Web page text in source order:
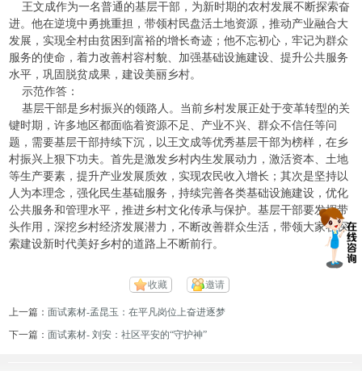
王文成作为一名普通的基层干部，为新时期的农村发展不断探索奋
进。他在逆境中勇挑重担，带领村民盘活土地资源，推动产业融合大
发展，实现全村由贫困到富裕的增长奇迹；他不忘初心，牢记为群众
服务的使命，着力改善村容村貌、加强基础设施建设、提升公共服务
水平，巩固脱贫成果，建设美丽乡村。
示范作答：
基层干部是乡村振兴的领路人。当前乡村发展正处于变革转型的关
键时期，许多地区都面临着资源不足、产业不兴、群众不信任等问
题，需要基层干部持续下沉，以王文成等优秀基层干部为榜样，在乡
村振兴上狠下功夫。首先是激发乡村内生发展动力，激活资本、土地
等生产要素，提升产业发展质效，实现农民收入增长；其次是坚持以
人为本理念，强化民生基础服务，持续完善各类基础设施建设，优化
公共服务和管理水平，推进乡村文化传承与保护。基层干部要发挥带
头作用，深挖乡村经济发展潜力，不断改善群众生活，带领大家在探
索建设新时代美好乡村的道路上不断前行。
收藏 邀请
上一篇：面试素材-孟昆玉：在平凡岗位上奋进逐梦
下一篇：面试素材- 刘安：社区平安的“守护神”